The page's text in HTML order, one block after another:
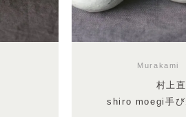
Murakami
村上
shiro moegi手び